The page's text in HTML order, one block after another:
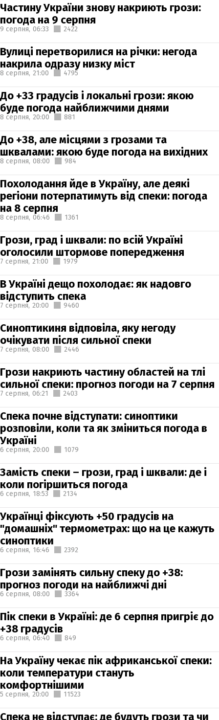
Частину України знову накриють грози:
погода на 9 серпня
9 серпня, 06:33 2422
Вулиці перетворилися на річки: негода
накрила одразу низку міст
8 серпня, 21:00 4795
До +33 градусів і локальні грози: якою
буде погода найближчими днями
8 серпня, 20:00 881
До +38, але місцями з грозами та
шквалами: якою буде погода на вихідних
8 серпня, 08:00 984
Похолодання йде в Україну, але деякі
регіони потерпатимуть від спеки: погода
на 8 серпня
8 серпня, 06:46 1361
Грози, град і шквали: по всій Україні
оголосили штормове попередження
7 серпня, 21:00 1979
В Україні дещо похолодає: як надовго
відступить спека
7 серпня, 20:00 9460
Синоптикиня відповіла, яку негоду
очікувати після сильної спеки
7 серпня, 08:00 2446
Грози накриють частину областей на тлі
сильної спеки: прогноз погоди на 7 серпня
7 серпня, 06:21 2403
Спека почне відступати: синоптики
розповіли, коли та як зміниться погода в
Україні
6 серпня, 20:00 1079
Замість спеки – грози, град і шквали: де і
коли погіршиться погода
6 серпня, 18:53 2134
Українці фіксують +50 градусів на
"домашніх" термометрах: що на це кажуть
синоптики
6 серпня, 16:46 2392
Грози замінять сильну спеку до +38:
прогноз погоди на найближчі дні
6 серпня, 08:00 3364
Пік спеки в Україні: де 6 серпня пригріє до
+38 градусів
6 серпня, 06:40 849
На Україну чекає пік африканської спеки:
коли температури стануть
комфортнішими
5 серпня, 20:00 11523
Спека не відступає: де будуть грози та чи